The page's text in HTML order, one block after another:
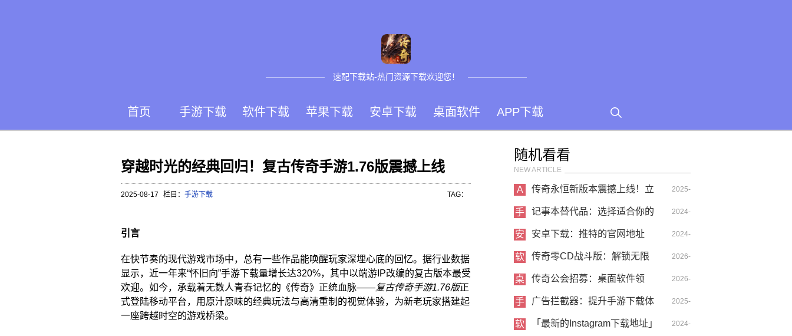
速配下载站-热门资源下载欢迎您！
首页 手游下载 软件下载 苹果下载 安卓下载 桌面软件 APP下载
穿越时光的经典回归！复古传奇手游1.76版震撼上线
2025-08-17 栏目： 手游下载 TAG：
引言
在快节奏的现代游戏市场中，总有一些作品能唤醒玩家深埋心底的回忆。据行业数据
显示，近一年来“怀旧向”手游下载量增长达320%，其中以端游IP改编的复古版本最受
欢迎。如今，承载着无数人青春记忆的《传奇》正统血脉——复古传奇手游1.76版正
式登陆移动平台，用原汁原味的经典玩法与高清重制的视觉体验，为新老玩家搭建起
一座跨越时空的游戏桥梁。
随机看看
NEW ARTICLE
A 传奇永恒新版本震撼上线！立
即下载开启热血征程
2025-
09-19
手 记事本替代品：选择适合你的
工具
2024-
09-11
安 安卓下载：推特的官网地址 2024-
07-20
软 传奇零CD战斗版：解锁无限
火力，开启战斗新纪元
2026-
05-03
桌 传奇公会招募：桌面软件领
域，共赴新征程
2026-
06-14
手 广告拦截器：提升手游下载体
验的必备工具
2025-
02-03
软 「最新的Instagram下载地址」 2024-